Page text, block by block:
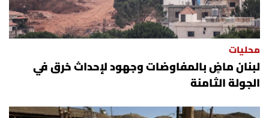
محليات
لبنان ماضٍ بالمفاوضات وجهود لإحداث خرق في
الجولة الثامنة